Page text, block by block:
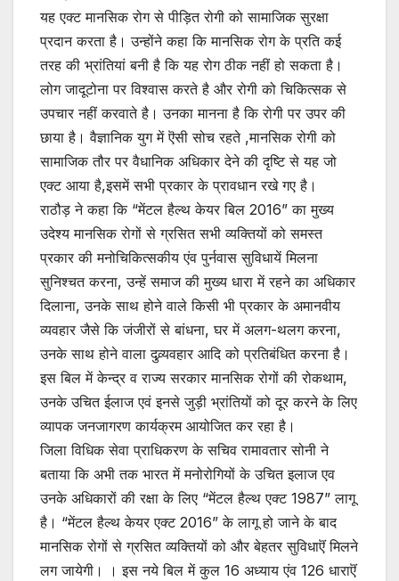
यह एक्ट मानसिक रोग से पीड़ित रोगी को सामाजिक सुरक्षा
प्रदान करता है। उन्होंने कहा कि मानसिक रोग के प्रति कई
तरह की भ्रांतियां बनी है कि यह रोग ठीक नहीं हो सकता है।
लोग जादूटोना पर विश्वास करते है और रोगी को चिकित्सक से
उपचार नहीं करवाते है। उनका मानना है कि रोगी पर उपर की
छाया है। वैज्ञानिक युग में ऎसी सोच रहते ,मानसिक रोगी को
सामाजिक तौर पर वैधानिक अधिकार देने की दृष्टि से यह जो
एक्ट आया है,इसमें सभी प्रकार के प्रावधान रखे गए है।
राठौड़ ने कहा कि “मेंटल हैल्थ केयर बिल 2016” का मुख्य
उदेश्य मानसिक रोगों से ग्रसित सभी व्यक्तियों को समस्त
प्रकार की मनोचिकित्सकीय एंव पुर्नवास सुविधायें मिलना
सुनिश्चत करना, उन्हें समाज की मुख्य धारा में रहने का अधिकार
दिलाना, उनके साथ होने वाले किसी भी प्रकार के अमानवीय
व्यवहार जैसे कि जंजीरों से बांधना, घर में अलग-थलग करना,
उनके साथ होने वाला दुव्र्यवहार आदि को प्रतिबंधित करना है।
इस बिल में केन्द्र व राज्य सरकार मानसिक रोगों की रोकथाम,
उनके उचित ईलाज एवं इनसे जुड़ी भ्रांतियों को दूर करने के लिए
व्यापक जनजागरण कार्यक्रम आयोजित कर रहा है।
जिला विधिक सेवा प्राधिकरण के सचिव रामावतार सोनी ने
बताया कि अभी तक भारत में मनोरोगियों के उचित इलाज एव
उनके अधिकारों की रक्षा के लिए “मेंटल हैल्थ एक्ट 1987” लागू
है। “मेंटल हैल्थ केयर एक्ट 2016” के लागू हो जाने के बाद
मानसिक रोगों से ग्रसित व्यक्तियों को और बेहतर सुविधाऎं मिलने
लग जायेगी। । इस नये बिल में कुल 16 अध्याय एंव 126 धाराऎं